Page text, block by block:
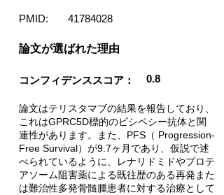
PMID: 41784028
​論文が選ばれた理由
コンフィデンススコア： 0.8
論文はテリスタマブの結果を報告しており、
これはGPRC5D標的のビシペシー抗体と関
連性があります。また、PFS（ Progression-
Free Survival）が9.7ヶ月であり、仮説で述
べられているように、レナリドミドやプロテ
アソーム阻害薬による既往歴のある再発また
は難治性多発骨髄腫患者に対する治療として